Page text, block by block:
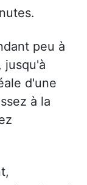
peu à
jusqu'à
d'une
à la